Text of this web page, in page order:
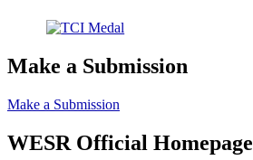
Make a Submission
Make a Submission
WESR Official Homepage